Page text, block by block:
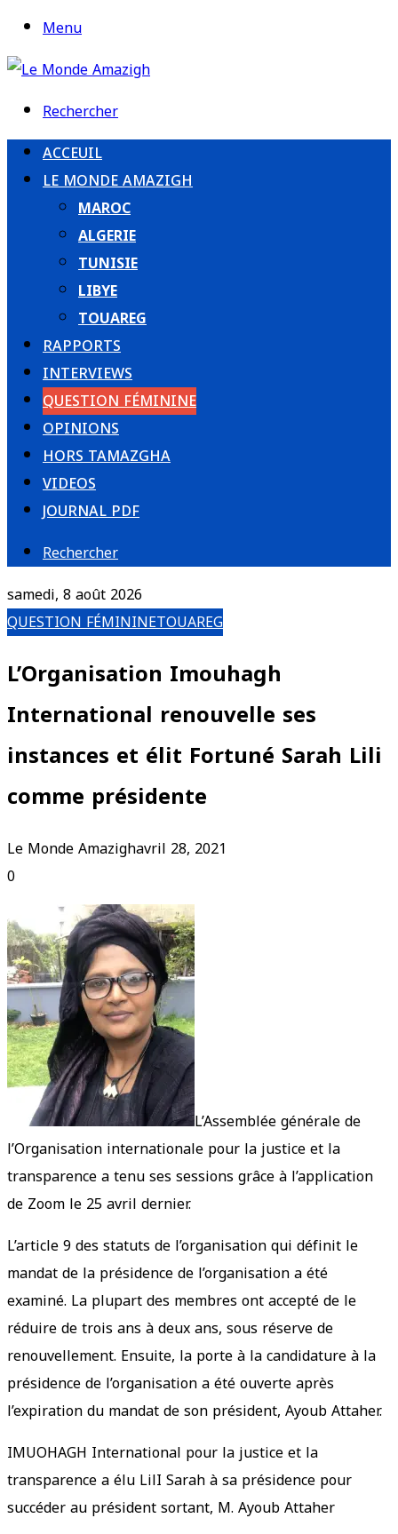
Menu
Rechercher
ACCEUIL
LE MONDE AMAZIGH
MAROC
ALGERIE
TUNISIE
LIBYE
TOUAREG
RAPPORTS
INTERVIEWS
QUESTION FÉMININE
OPINIONS
HORS TAMAZGHA
VIDEOS
JOURNAL PDF
Rechercher
samedi, 8 août 2026
QUESTION FÉMININETOUAREG
L’Organisation Imouhagh
International renouvelle ses
instances et élit Fortuné Sarah Lili
comme présidente
Le Monde Amazighavril 28, 2021
0
L’Assemblée générale de
l’Organisation internationale pour la justice et la
transparence a tenu ses sessions grâce à l’application
de Zoom le 25 avril dernier.
L’article 9 des statuts de l’organisation qui définit le
mandat de la présidence de l’organisation a été
examiné. La plupart des membres ont accepté de le
réduire de trois ans à deux ans, sous réserve de
renouvellement. Ensuite, la porte à la candidature à la
présidence de l’organisation a été ouverte après
l’expiration du mandat de son président, Ayoub Attaher.
IMUOHAGH International pour la justice et la
transparence a élu LilI Sarah à sa présidence pour
succéder au président sortant, M. Ayoub Attaher